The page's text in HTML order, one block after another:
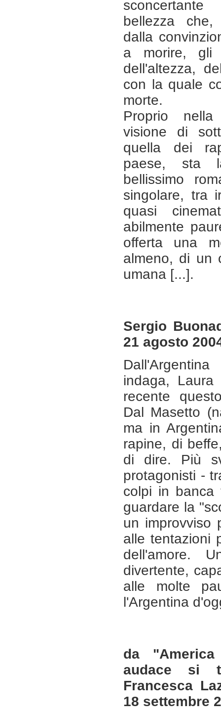
bellezza
dalla
a morire, gli
dell'altezza,
con la quale
morte.
Proprio
visione di
quella dei
paese, sta
bellissimo
singolare, tra
quasi
abilmente
offerta una
almeno, di un
umana [...].
Sergio
21 agosto
indaga,
recente
Dal Masetto
ma in
rapine, di
di dire. Più
protagonisti -
colpi in banca
guardare la
un improvviso
alle tentazioni
dell'amore.
divertente,
alle molte
l'Argentina
da
audace si
Francesca
18 settembre